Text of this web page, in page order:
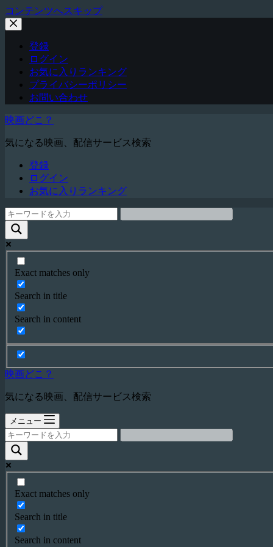
コンテンツへスキップ
登録
ログイン
お気に入りランキング
プライバシーポリシー
お問い合わせ
映画どこ？
気になる映画、配信サービス検索
登録
ログイン
お気に入りランキング
Exact matches only
Search in title
Search in content
映画どこ？
気になる映画、配信サービス検索
メニュー
Exact matches only
Search in title
Search in content